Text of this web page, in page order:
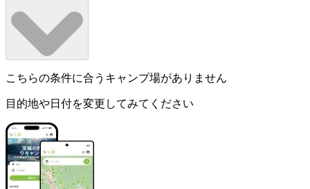
こちらの条件に合うキャンプ場がありません
目的地や日付を変更してみてください